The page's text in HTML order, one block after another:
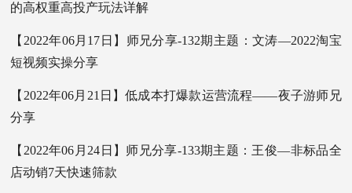
的高权重高投产玩法详解
【2022年06月17日】师兄分享-132期主题：文涛—2022淘宝
短视频实操分享
【2022年06月21日】低成本打爆款运营流程——夜子游师兄
分享
【2022年06月24日】师兄分享-133期主题：王俊—非标品全
店动销7天快速筛款